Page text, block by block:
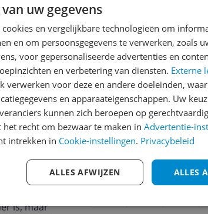
120
is, maar
Reviews
Er zijn nog geen
Heb jij dit product in bezit
met het schrijven van je
een review gemiddeld
andere bezoekers een
€250,-!Klik hier voor de
Welk cijfer geef jij dit
uw gegevens
en vergelijkbare technologieën om
en om persoonsgegevens te verwerken, zoals
voor gepersonaliseerde advertenties en
en verbetering van diensten. Externe
verwerken voor deze en andere doeleinden,
en apparaateigenschappen. Uw
kunnen zich beroepen op
recht om bezwaar te maken in Advertentie-
intrekken in Cookie-instellingen. Privacybeleid
ALLES
ALLES AFWIJZEN